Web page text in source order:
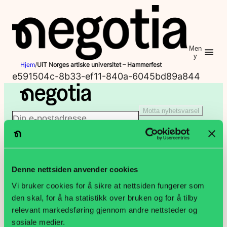
Denne nettsiden anvender cookies
Vi bruker cookies for å sikre at nettsiden fungerer som
den skal, for å ha statistikk over bruken og for å tilby
relevant markedsføring gjennom andre nettsteder og
sosiale medier.
innhold
Men
y
Hjem/UiT Norges artiske universitet – Hammerfest
e591504c-8b33-ef11-840a-6045bd89a844
E
p
o
s
Motta nyhetsvarsel
Klikk for å starte verifiseringen
PB 9187 Grønland, 0187 Oslo
Lakkegata 23, 0134 Oslo